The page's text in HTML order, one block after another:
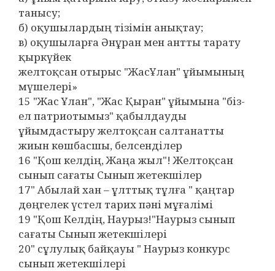
танысу;
б) оқушылардың тізімін анықтау;
в) оқушыларға Әнұран мен антты тарату
қыркүйек
желтоқсан отырыс "ЖасҰлан" ұйымының
мүшелері»
15 "Жас Ұлан", "Жас Қыран" ұйымына "біз-
ел патриотымыз" қабылдауды
ұйымдастыру желтоқсан салтанатты
жиын көшбасшы, белсенділер
16 "Қош келдің, Жаңа жыл"! Желтоқсан
сынып сағаты Сынып жетекшілер
17" Абылай хан – ұлттық тұлға " қаңтар
дөңгелек үстел тарих пәні мұғалімі
19 "Қош Келдің, Наурыз!"Наурыз сынып
сағаты Сынып жетекшілері
20" сұлулық байқауы " Наурыз конкурс
сынып жетекшілері